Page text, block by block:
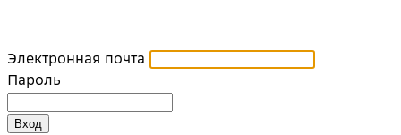
Электронная почта
Пароль